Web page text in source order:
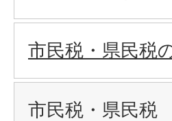
市民税・県民税
市民税・県民税